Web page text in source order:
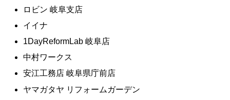
ロビン 岐阜支店
イイナ
1DayReformLab 岐阜店
中村ワークス
安江工務店 岐阜県庁前店
ヤマガタヤ リフォームガーデン